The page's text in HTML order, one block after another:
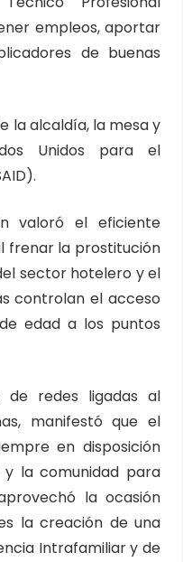
empleos, aportar
de buenas
la alcaldía, la mesa y
Unidos para el
valoró el eficiente
frenar la prostitución
sector hotelero y el
controlan el acceso
edad a los puntos
de redes ligadas al
manifestó que el
en disposición
la comunidad para
la ocasión
la creación de una
Intrafamiliar y de